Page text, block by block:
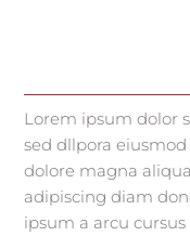
Lorem ipsum dolor
sed dllpora
dolore magna
adipiscing diam
ipsum a arcu